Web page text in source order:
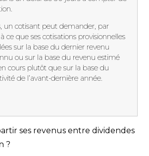
un cotisant peut demander, par
ce que ses cotisations provisionnelles
sur la base du dernier revenu
ou sur la base du revenu estimé
cours plutôt que sur la base du
de l’avant-dernière année.
ses revenus entre dividendes
?